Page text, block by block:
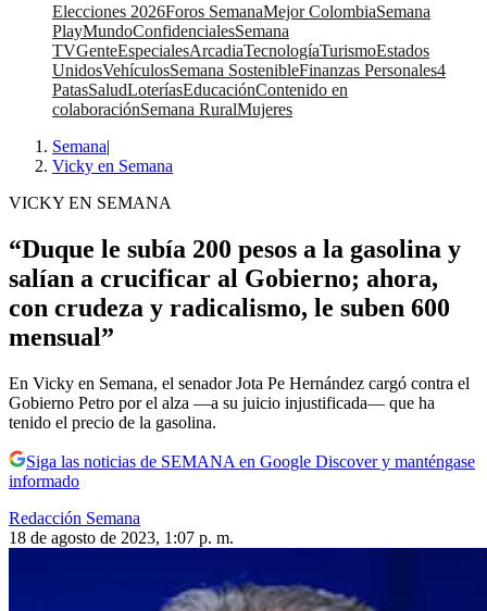
Elecciones 2026Foros SemanaMejor ColombiaSemana
PlayMundoConfidencialesSemana
TVGenteEspecialesArcadiaTecnologíaTurismoEstados
UnidosVehículosSemana SostenibleFinanzas Personales4
PatasSaludLoteríasEducaciónContenido en
colaboraciónSemana RuralMujeres
Semana|
Vicky en Semana
VICKY EN SEMANA
“Duque le subía 200 pesos a la gasolina y
salían a crucificar al Gobierno; ahora,
con crudeza y radicalismo, le suben 600
mensual”
En Vicky en Semana, el senador Jota Pe Hernández cargó contra el
Gobierno Petro por el alza —a su juicio injustificada— que ha
tenido el precio de la gasolina.
Siga las noticias de SEMANA en Google Discover y manténgase
informado
Redacción Semana
18 de agosto de 2023, 1:07 p. m.